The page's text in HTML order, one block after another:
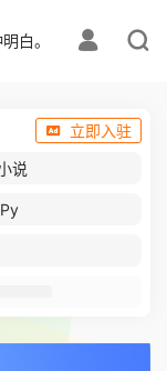
白。
立即入驻
说